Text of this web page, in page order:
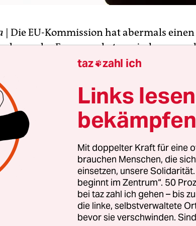
| Die EU-Kommission hat abermals
aus der Eurozone kategorisch
Kommission vertritt die Auffassung: Es
geben“, sagte der Präsident der Brüsseler
der Zeitung Welt am Sonntag .
den politisch Verantwortlichen in
Griechenlands aus der Eurozone. Das
der Währungsunion.“ Ein Ausstieg
nach Junckers Einschätzung zu
Ansehensverlust der gesamten EU in
taz zahl ich
Links
bekämpfen
Mit doppelter Kraft für eine
brauchen Menschen, die
einsetzen, unsere
beginnt im Zentrum“. 50
bei taz zahl ich gehen – bis
die linke, selbstverwaltete
bevor sie verschwinden.